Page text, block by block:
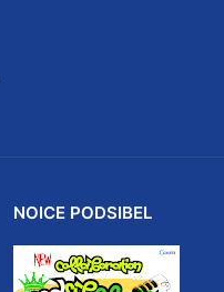
NOICE PODSIBEL